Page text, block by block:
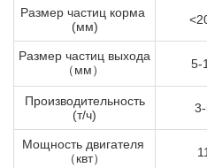
Размер частиц корма
(мм)
Размер частиц выхода
（мм）
5-
Производительность
(т/ч)
Мощность двигателя
（квт）
11